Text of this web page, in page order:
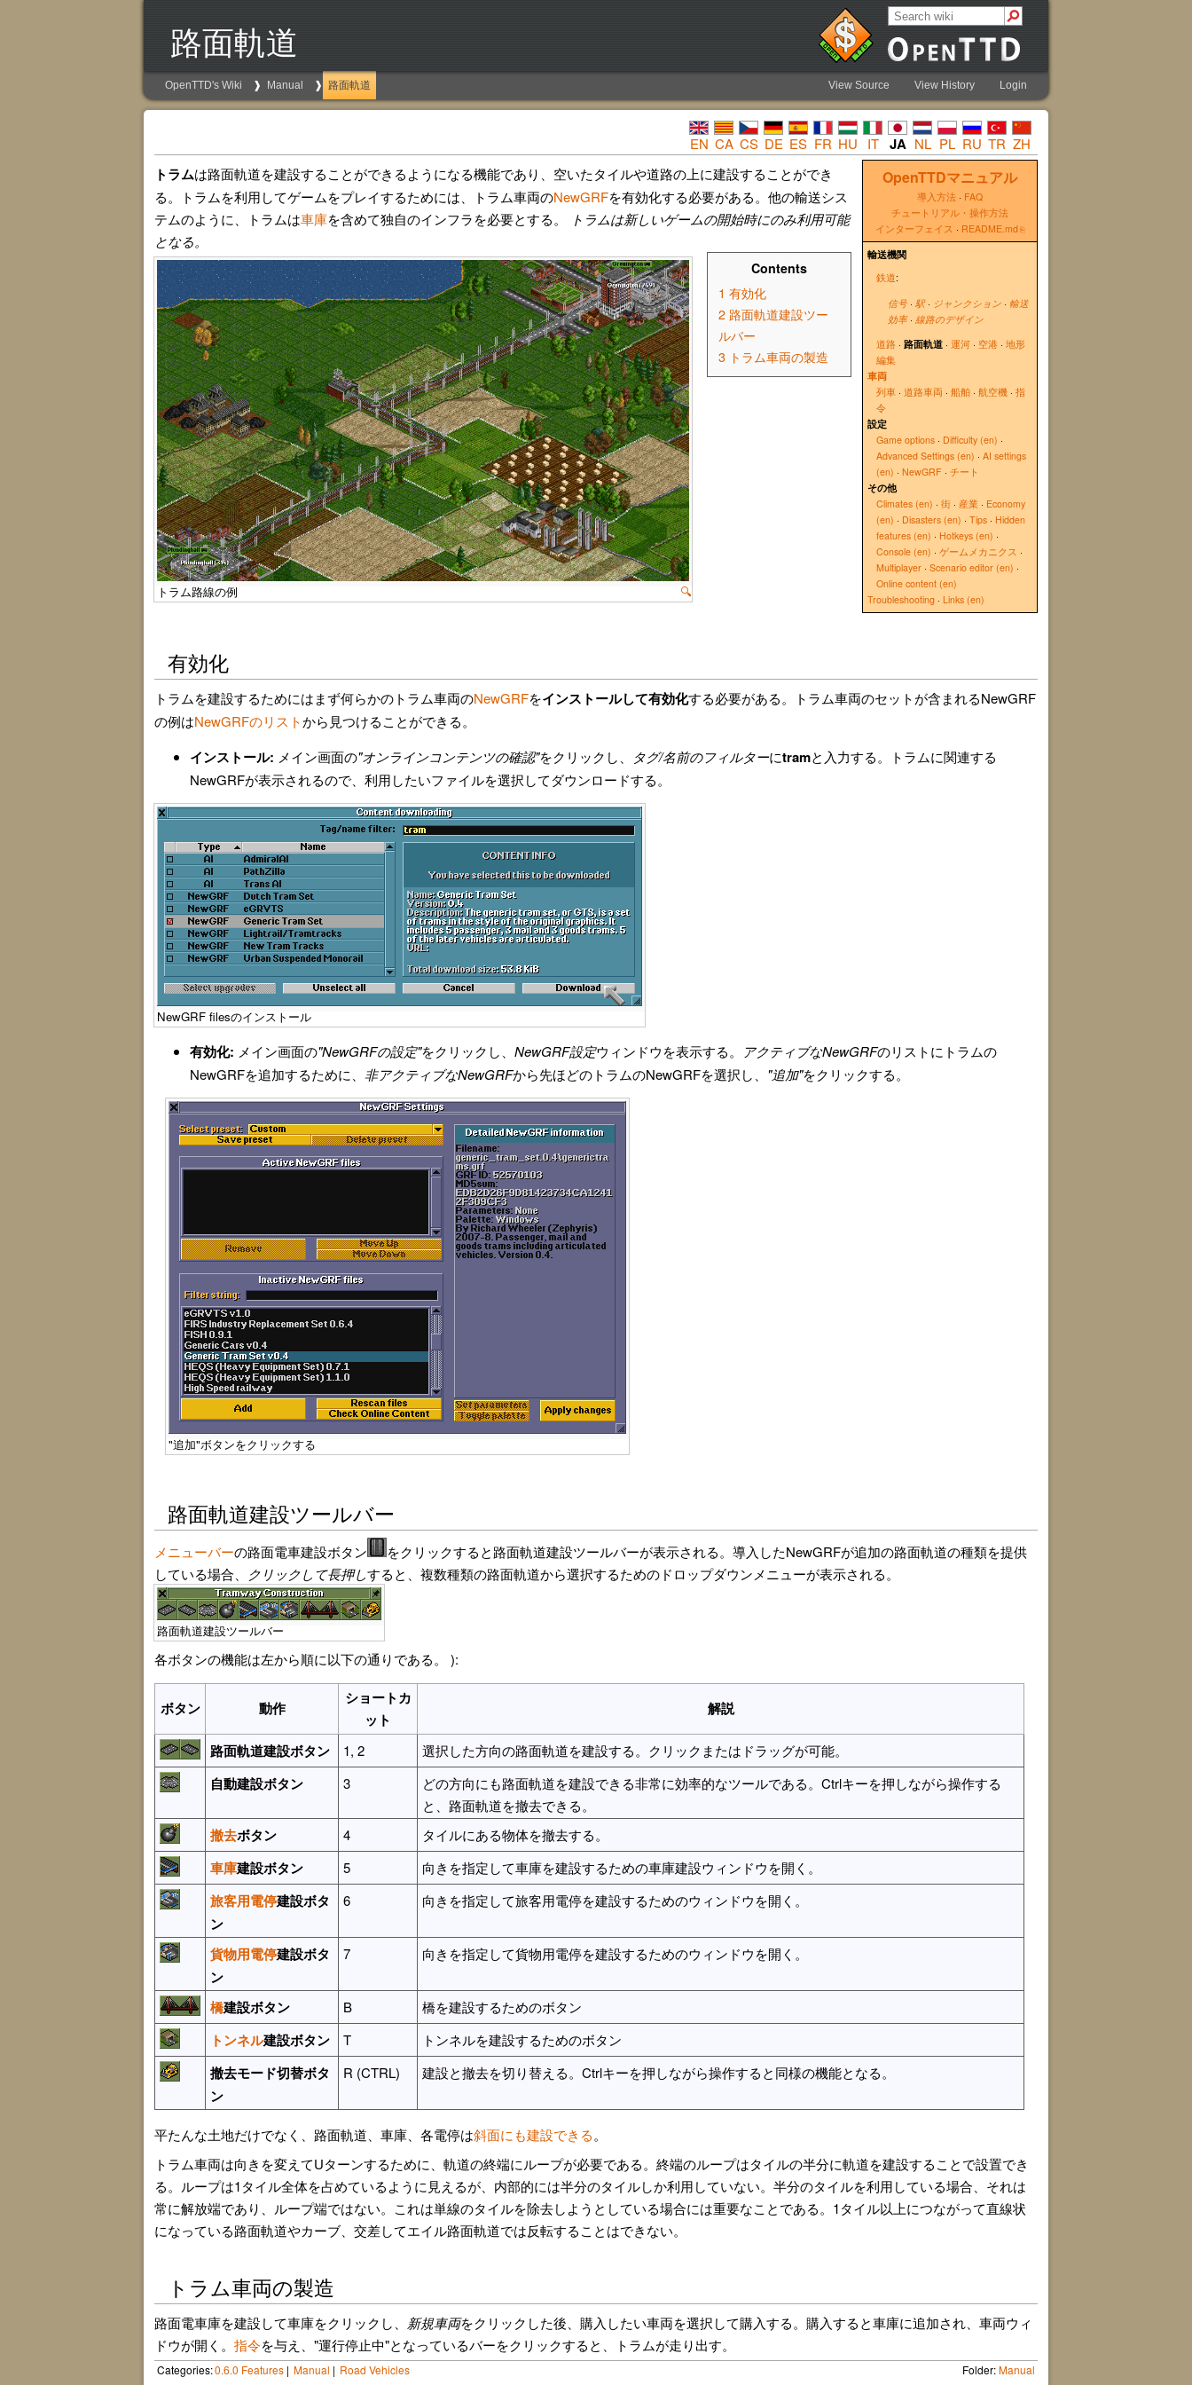
路面軌道
OpenTTD's Wiki Manual 路面軌道 View Source View History Login
EN CA CS DE ES FR HU IT JA NL PL RU TR ZH
OpenTTDマニュアル
導入方法 · FAQ
チュートリアル・操作方法
インターフェイス · README.md
輸送機関
鉄道:
信号 · 駅· ジャンクション · 輸送
効率· 線路のデザイン
道路 · 路面軌道 · 運河 · 空港 · 地形
編集
車両
列車 · 道路車両 · 船舶 · 航空機 · 指
令
設定
Game options · Difficulty (en) ·
Advanced Settings (en) · AI settings
(en) · NewGRF · チート
その他
Climates (en) · 街 · 産業 · Economy
(en) · Disasters (en) · Tips · Hidden
features (en) · Hotkeys (en) ·
Console (en) · ゲームメカニクス ·
Multiplayer · Scenario editor (en) ·
Online content (en)
Troubleshooting · Links (en)
トラムは路面軌道を建設することができるようになる機能であり、空いたタイルや道路の上に建設することができ
る。トラムを利用してゲームをプレイするためには、トラム車両のNewGRFを有効化する必要がある。他の輸送シス
テムのように、トラムは車庫を含めて独自のインフラを必要とする。
トラムは新しいゲームの開始時にのみ利用可能
となる。
🔍
トラム路線の例
Contents
1 有効化
2 路面軌道建設ツー
ルバー
3 トラム車両の製造
有効化
トラムを建設するためにはまず何らかのトラム車両のNewGRFをインストールして有効化する必要がある。トラム車両のセットが含まれるNewGRF
の例はNewGRFのリストから見つけることができる。
インストール: メイン画面の"オンラインコンテンツの確認"をクリックし、 タグ/名前のフィルターにtramと入力する。トラムに関連する
NewGRFが表示されるので、利用したいファイルを選択してダウンロードする。
NewGRF filesのインストール
有効化: メイン画面の"NewGRFの設定"をクリックし、 NewGRF設定ウィンドウを表示する。 アクティブなNewGRFのリストにトラムの
NewGRFを追加するために、 非アクティブなNewGRFから先ほどのトラムのNewGRFを選択し、 "追加"をクリックする。
"追加"ボタンをクリックする
路面軌道建設ツールバー
メニューバーの路面電車建設ボタン
をクリックすると路面軌道建設ツールバーが表示される。導入したNewGRFが追加の路面軌道の種類を提供
している場合、
クリックして長押しすると、複数種類の路面軌道から選択するためのドロップダウンメニューが表示される。
路面軌道建設ツールバー
各ボタンの機能は左から順に以下の通りである。 ):
ボタン 動作
ショートカ
ット
解説
路面軌道建設ボタン 1, 2 選択した方向の路面軌道を建設する。クリックまたはドラッグが可能。
自動建設ボタン 3
どの方向にも路面軌道を建設できる非常に効率的なツールである。Ctrlキーを押しながら操作する
と、路面軌道を撤去できる。
撤去ボタン 4 タイルにある物体を撤去する。
車庫建設ボタン 5 向きを指定して車庫を建設するための車庫建設ウィンドウを開く。
旅客用電停建設ボタ
ン
6 向きを指定して旅客用電停を建設するためのウィンドウを開く。
貨物用電停建設ボタ
ン
7 向きを指定して貨物用電停を建設するためのウィンドウを開く。
橋建設ボタン B 橋を建設するためのボタン
トンネル建設ボタン T トンネルを建設するためのボタン
撤去モード切替ボタ
ン
R (CTRL) 建設と撤去を切り替える。Ctrlキーを押しながら操作すると同様の機能となる。
平たんな土地だけでなく、路面軌道、車庫、各電停は斜面にも建設できる。
トラム車両は向きを変えてUターンするために、軌道の終端にループが必要である。終端のループはタイルの半分に軌道を建設することで設置でき
る。ループは1タイル全体を占めているように見えるが、内部的には半分のタイルしか利用していない。半分のタイルを利用している場合、それは
常に解放端であり、ループ端ではない。これは単線のタイルを除去しようとしている場合には重要なことである。1タイル以上につながって直線状
になっている路面軌道やカーブ、交差してエイル路面軌道では反転することはできない。
トラム車両の製造
路面電車庫を建設して車庫をクリックし、 新規車両をクリックした後、購入したい車両を選択して購入する。購入すると車庫に追加され、車両ウィ
ドウが開く。 指令を与え、"運行停止中"となっているバーをクリックすると、トラムが走り出す。
Categories:0.6.0 Features Manual Road Vehicles Folder:Manual